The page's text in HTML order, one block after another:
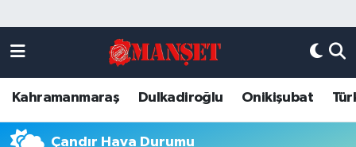
Kahramanmaraş Dulkadiroğlu Onikişubat
Çandır Hava Durumu
DULKADİROĞLU
KAHRAMANMARAŞ
Kahramanmaraş Nöbetçi Eczaneler
Kahramanmaraş Hava Durumu
Kahramanmaraş Trafik Yoğunluk Haritası